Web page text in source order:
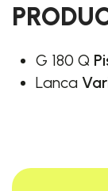
G 180 Q
Lanca
Wąż